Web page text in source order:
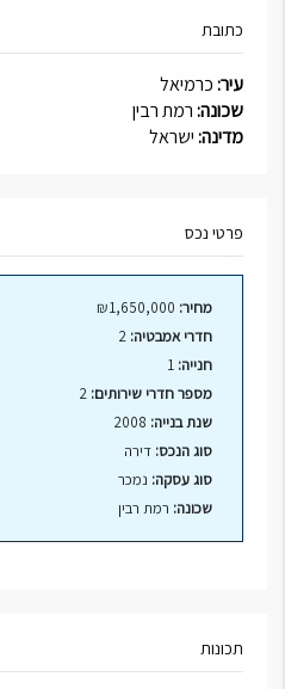
כתובת
עיר:כרמיאל
שכונה:רמת רבין
מדינה:ישראל
פרטי נכס
מחיר:
חדרי אמבטיה:
חנייה:
מספר חדרי שירותים:
שנת בנייה:
סוג הנכס: דירה
סוג עסקה: נמכר
שכונה: רמת רבין
תכונות